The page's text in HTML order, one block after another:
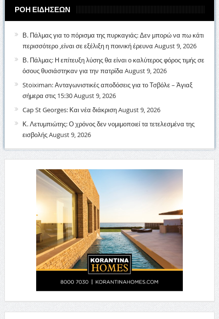
ΡΟΗ ΕΙΔΗΣΕΩΝ
Β. Πάλμας για το πόρισμα της πυρκαγιάς: Δεν μπορώ να πω κάτι
περισσότερο ,είναι σε εξέλιξη η ποινική έρευνα August 9, 2026
Β. Πάλμας: Η επίτευξη λύσης θα είναι ο καλύτερος φόρος τιμής σε
όσους θυσιάστηκαν για την πατρίδα August 9, 2026
Stoiximan: Ανταγωνιστικές αποδόσεις για το Τσβόλε – Άγιαξ
σήμερα στις 15:30August 9, 2026
Cap St Georges: Και νέα διάκρισηAugust 9, 2026
Κ. Λετυμπιώτης: Ο χρόνος δεν νομιμοποιεί τα τετελεσμένα της
εισβολήςAugust 9, 2026